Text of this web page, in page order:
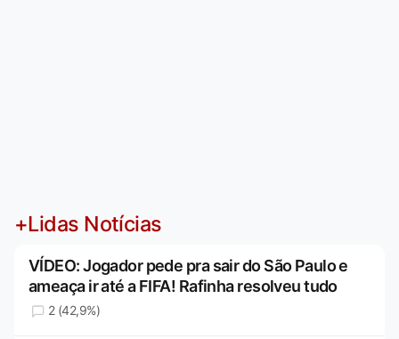
+Lidas Notícias
VÍDEO: Jogador pede pra sair do São Paulo e
ameaça ir até a FIFA! Rafinha resolveu tudo
2 (42,9%)